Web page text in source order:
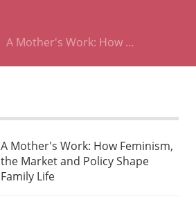
A Mother's Work: How …
A Mother's Work: How Feminism,
the Market and Policy Shape
Family Life